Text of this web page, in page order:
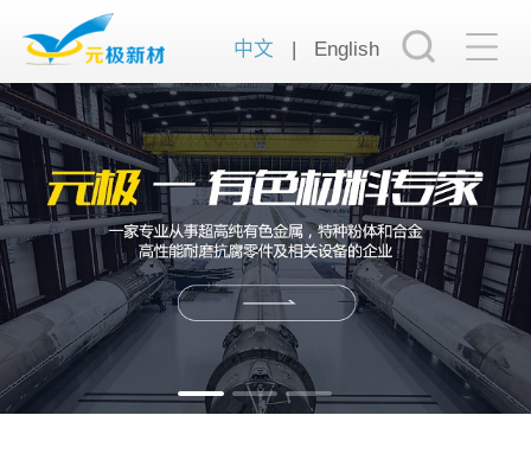
中文 English